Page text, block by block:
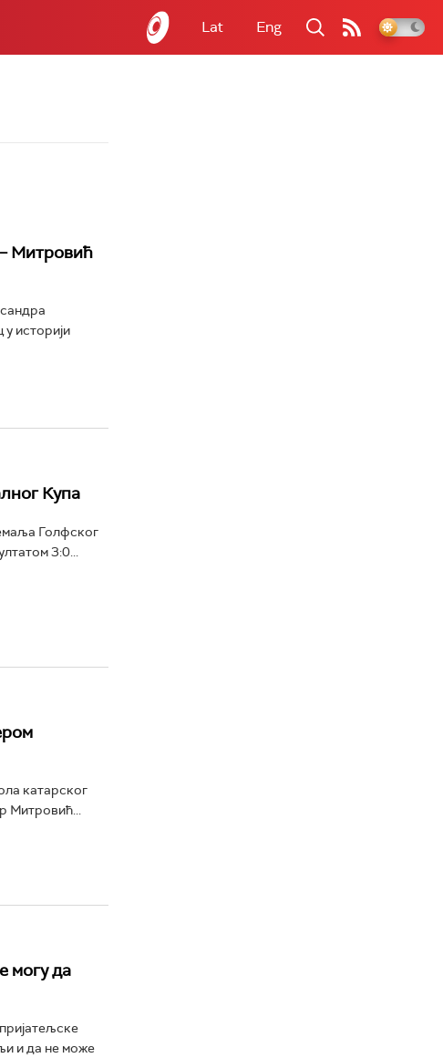
Lat Eng
Митровић
историји
Купа
Голфског
3:0...
катарског
Митровић...
могу да
и да не може